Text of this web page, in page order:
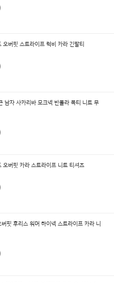
오버핏 스트라이프 럭비 카라 긴팔티
남자 사카리바 모크넥 반폴라 목티 니트 무
오버핏 카라 스트라이프 니트 티셔츠
핏 후리스 워머 하이넥 스트라이프 카라 니